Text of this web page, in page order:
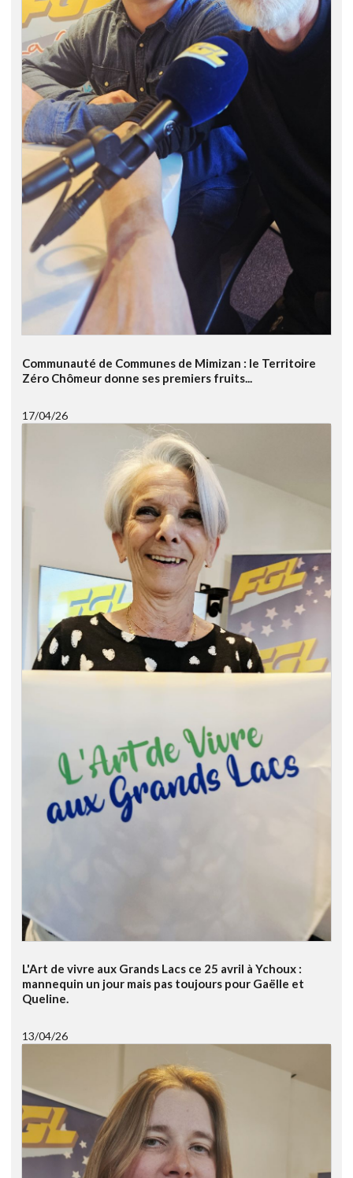
Communauté de Communes de Mimizan : le Territoire
Zéro Chômeur donne ses premiers fruits...
17/04/26
L'Art de vivre aux Grands Lacs ce 25 avril à Ychoux :
mannequin un jour mais pas toujours pour Gaëlle et
Queline.
13/04/26